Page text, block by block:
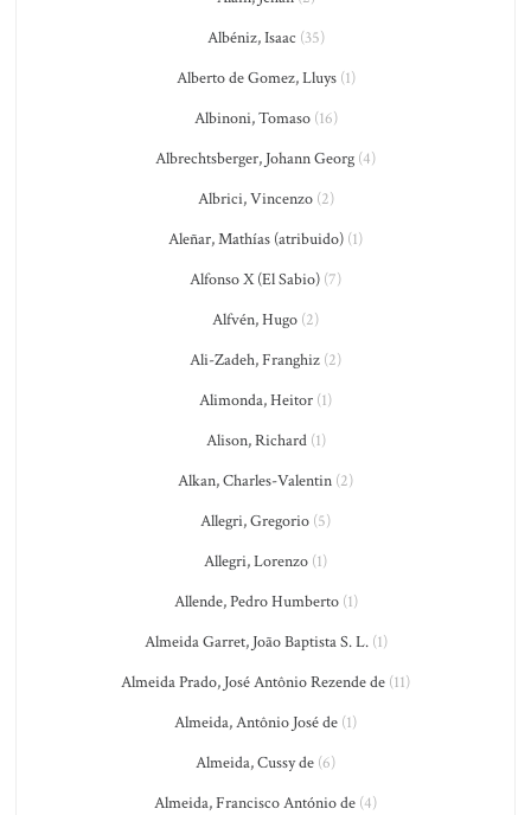
Albéniz, Isaac (35)
Alberto de Gomez, Lluys(1)
Albinoni, Tomaso(16)
Albrechtsberger, Johann Georg (4)
Albrici, Vincenzo(2)
Aleñar, Mathías (atribuido) (1)
Alfonso X (El Sabio) (7)
Alfvén, Hugo (2)
Ali-Zadeh, Franghiz (2)
Alimonda, Heitor (1)
Alison, Richard(1)
Alkan, Charles-Valentin (2)
Allegri, Gregorio (5)
Allegri, Lorenzo (1)
Allende, Pedro Humberto(1)
Almeida Garret, João Baptista S. L.(1)
Almeida Prado, José Antônio Rezende de (11)
Almeida, Antônio José de (1)
Almeida, Cussy de (6)
Almeida, Francisco António de (4)